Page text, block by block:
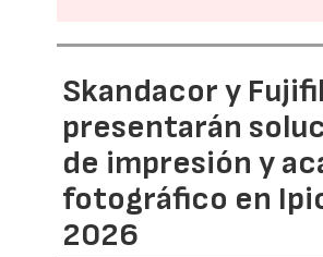
Skandacor y
presentarán
de impresión y
fotográfico en
2026